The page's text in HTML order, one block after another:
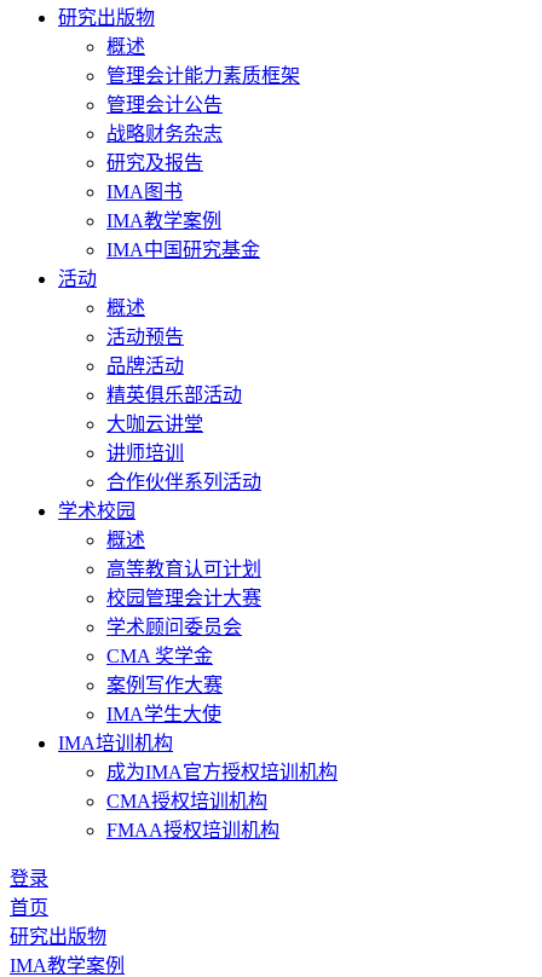
研究出版物
概述
管理会计能力素质框架
管理会计公告
战略财务杂志
研究及报告
IMA图书
IMA教学案例
IMA中国研究基金
活动
概述
活动预告
品牌活动
精英俱乐部活动
大咖云讲堂
讲师培训
合作伙伴系列活动
学术校园
概述
高等教育认可计划
校园管理会计大赛
学术顾问委员会
CMA 奖学金
案例写作大赛
IMA学生大使
IMA培训机构
成为IMA官方授权培训机构
CMA授权培训机构
FMAA授权培训机构
登录
首页
研究出版物
IMA教学案例